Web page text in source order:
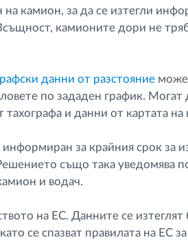
камион, за да се изтегли
камионите дори не
данни от разстояние може
по зададен график.
и данни от картата на
за крайния срок за
също така уведомява
и водач.
на ЕС. Данните се изтеглят
се спазват правилата на ЕС